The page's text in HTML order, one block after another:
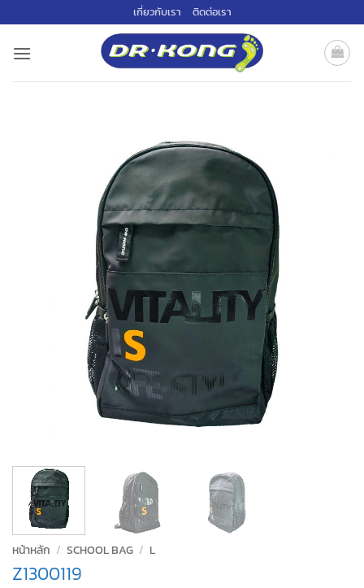
ไป
เกี่ยวกับเรา ติดต่อเรา
หน้าหลัก / SCHOOL BAG / L
Z1300119